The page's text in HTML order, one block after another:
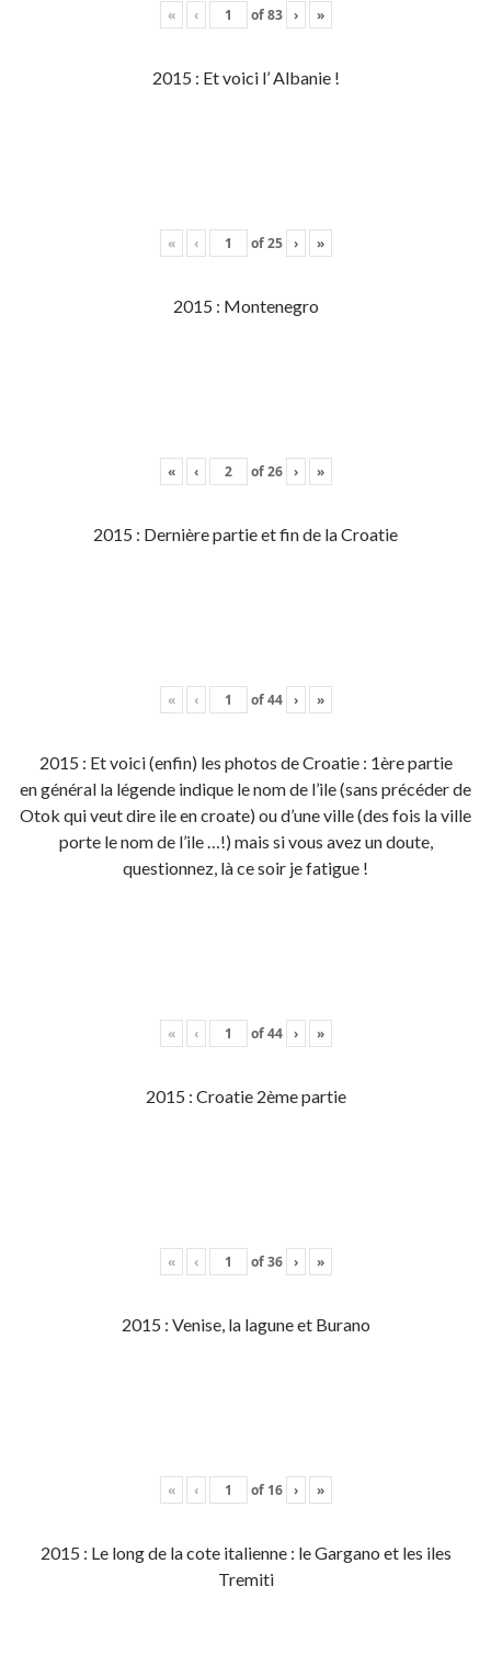
« ‹ of83 › »
2015 : Et voici l’ Albanie !
« ‹ of25 › »
2015 : Montenegro
« ‹ of26 › »
2015 : Dernière partie et fin de la Croatie
« ‹ of44 › »
2015 : Et voici (enfin) les photos de Croatie : 1ère partie
en général la légende indique le nom de l’ile (sans précéder de
Otok qui veut dire ile en croate) ou d’une ville (des fois la ville
porte le nom de l’ile …!) mais si vous avez un doute,
questionnez, là ce soir je fatigue !
« ‹ of44 › »
2015 : Croatie 2ème partie
« ‹ of36 › »
2015 : Venise, la lagune et Burano
« ‹ of 16 › »
2015 : Le long de la cote italienne : le Gargano et les iles
Tremiti